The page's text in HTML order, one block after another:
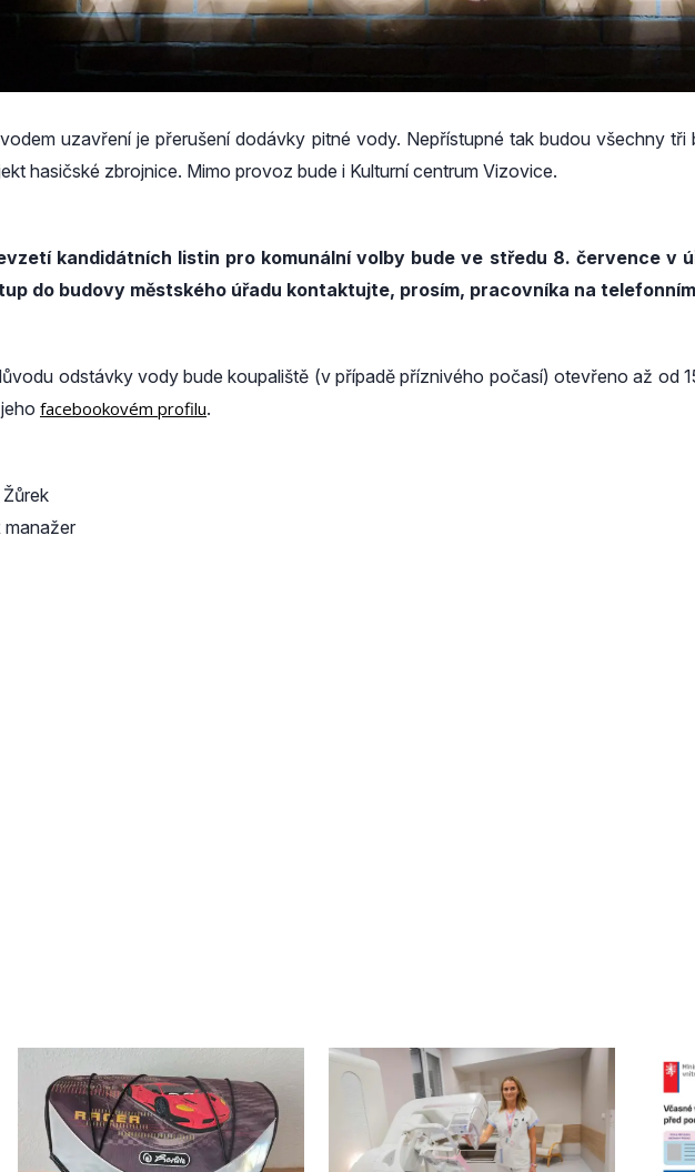
uzavření je přerušení dodávky pitné vody. Nepřístupné tak budou všechny
hasičské zbrojnice. Mimo provoz bude i Kulturní centrum Vizovice.
kandidátních listin pro komunální volby bude ve středu 8. července v
do budovy městského úřadu kontaktujte, prosím, pracovníka na
odstávky vody bude koupaliště (v případě příznivého počasí) otevřeno až od
facebookovém profilu.
manažer